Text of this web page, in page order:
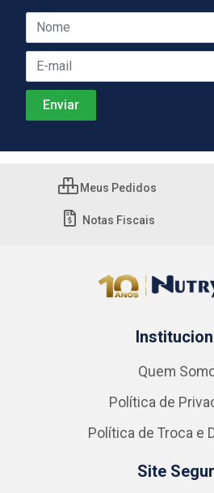
Meus Pedidos
Notas Fiscais
Quem
Política de
Política de Troca e
Site